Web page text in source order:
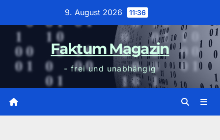
9. August 2026 11:36
Faktum Magazin
- frei und unabhängig